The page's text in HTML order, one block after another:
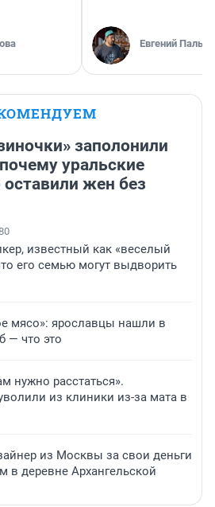
Евгений
заполонили
уральские
жен без
известный как «веселый
его семью могут выдворить
мясо»: ярославцы нашли в
— что это
нужно расстаться».
из клиники из-за мата в
из Москвы за свои деньги
в деревне Архангельской